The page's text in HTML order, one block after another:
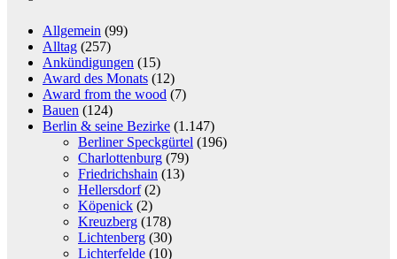
Allgemein (99)
Alltag (257)
Ankündigungen (15)
Award des Monats (12)
Award from the wood (7)
Bauen (124)
Berlin & seine Bezirke (1.147)
Berliner Speckgürtel (196)
Charlottenburg (79)
Friedrichshain (13)
Hellersdorf(2)
Köpenick (2)
Kreuzberg (178)
Lichtenberg (30)
Lichterfelde (10)